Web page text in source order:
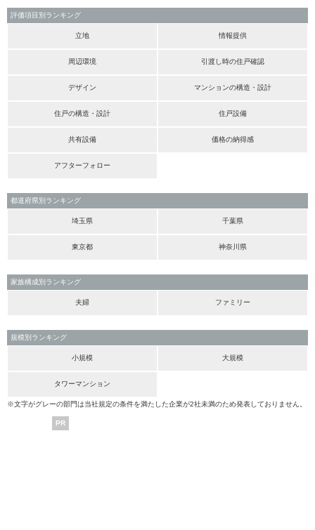
評価項目別ランキング
立地 情報提供
周辺環境 引渡し時の住戸確認
デザイン マンションの構造・設計
住戸の構造・設計 住戸設備
共有設備 価格の納得感
アフターフォロー
都道府県別ランキング
埼玉県 千葉県
東京都 神奈川県
家族構成別ランキング
夫婦 ファミリー
規模別ランキング
小規模 大規模
タワーマンション
※文字がグレーの部門は当社規定の条件を満たした企業が2社未満のため発表しておりません。
PR